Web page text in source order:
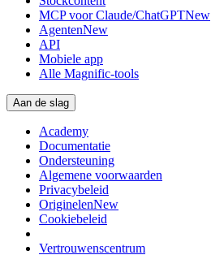
MCP voor Claude/ChatGPTNew
AgentenNew
API
Mobiele app
Alle Magnific-tools
Aan de slag
Academy
Documentatie
Ondersteuning
Algemene voorwaarden
Privacybeleid
OriginelenNew
Cookiebeleid
Vertrouwenscentrum